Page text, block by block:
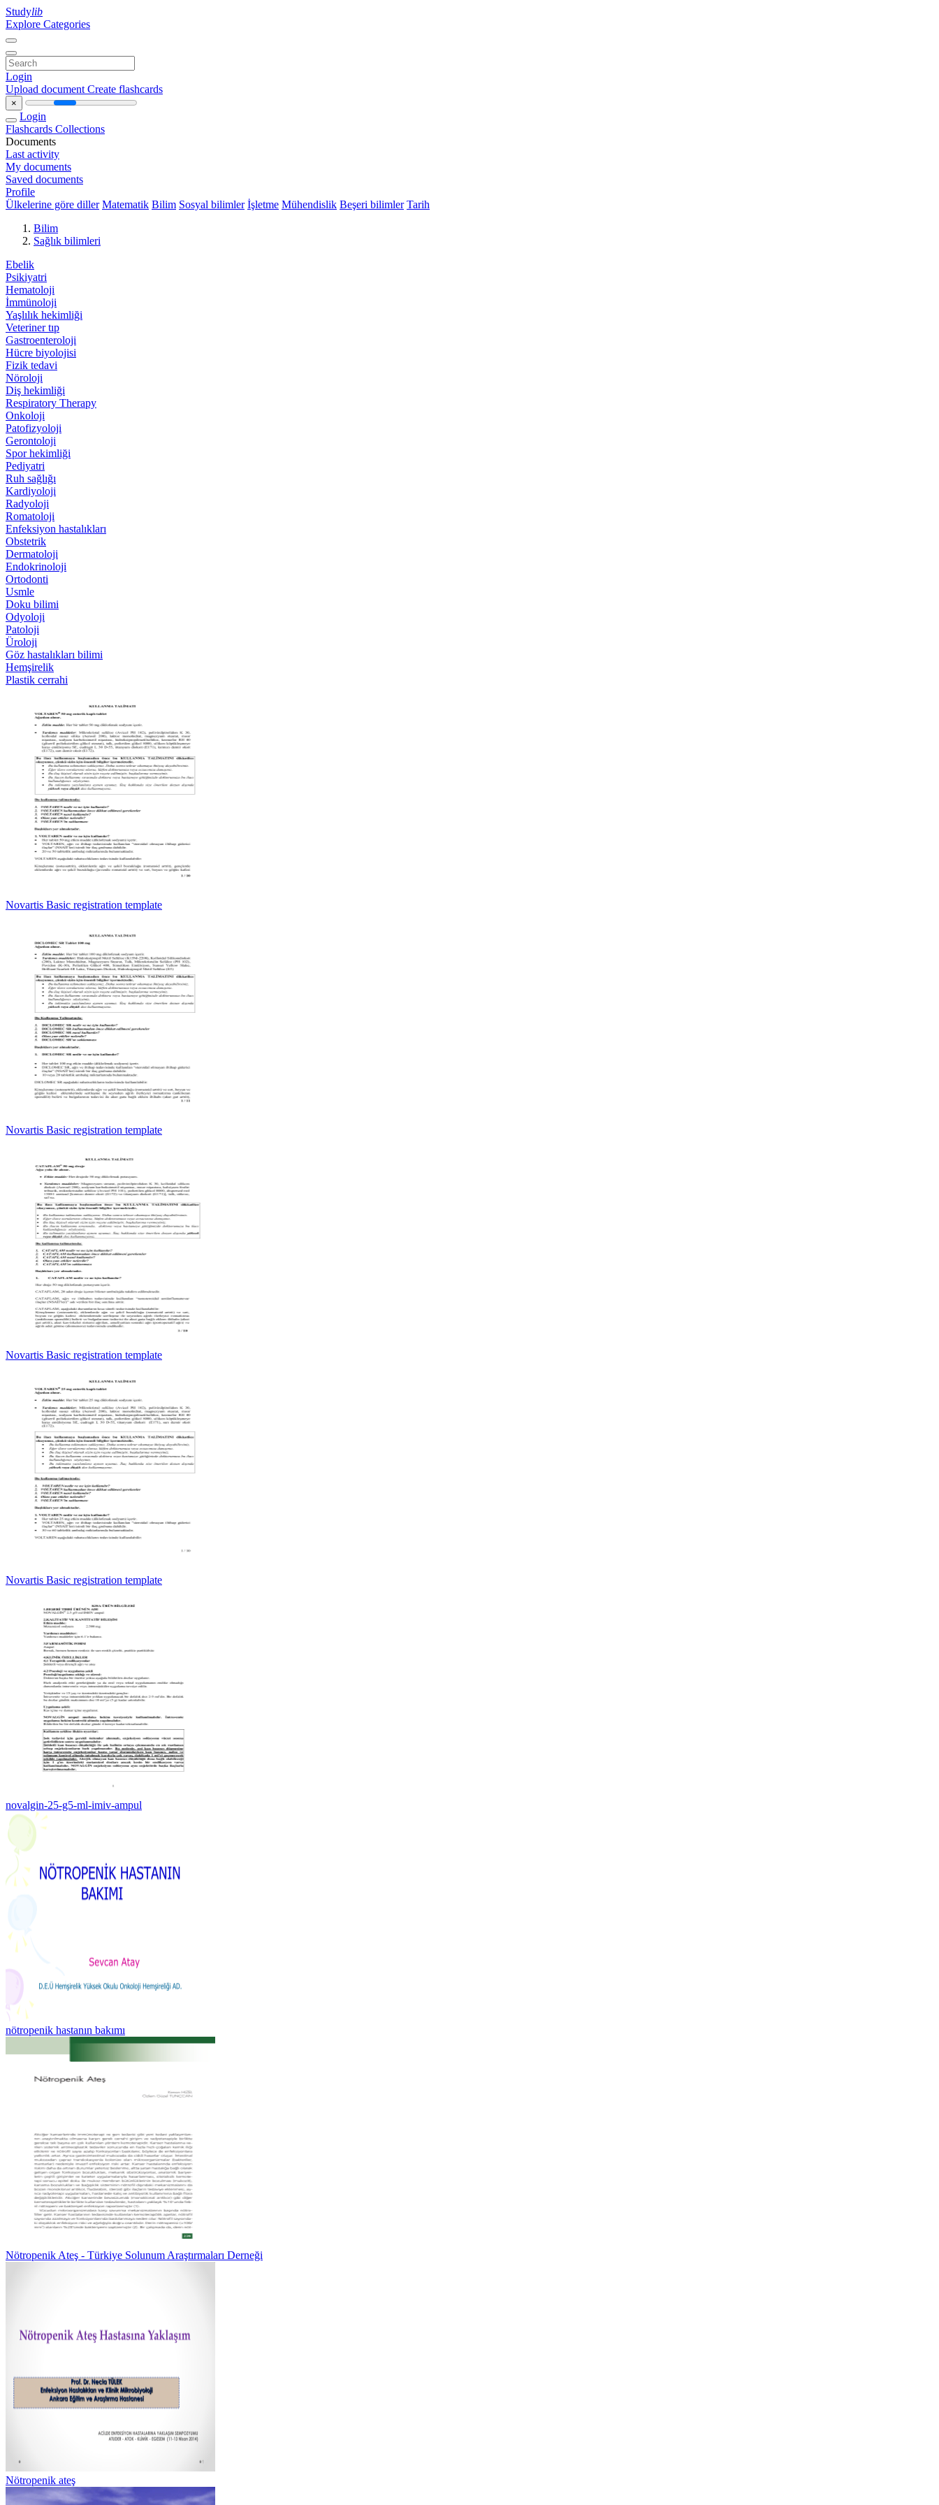
Studylib
Explore Categories
Login
Upload document Create flashcards
×
Login
Flashcards Collections
Documents
Last activity
My documents
Saved documents
Profile
Ülkelerine göre diller Matematik Bilim Sosyal bilimler İşletme Mühendislik Beşeri bilimler Tarih
Bilim
Sağlık bilimleri
Ebelik
Psikiyatri
Hematoloji
İmmünoloji
Yaşlılık hekimliği
Veteriner tıp
Gastroenteroloji
Hücre biyolojisi
Fizik tedavi
Nöroloji
Diş hekimliği
Respiratory Therapy
Onkoloji
Patofizyoloji
Gerontoloji
Spor hekimliği
Pediyatri
Ruh sağlığı
Kardiyoloji
Radyoloji
Romatoloji
Enfeksiyon hastalıkları
Obstetrik
Dermatoloji
Endokrinoloji
Ortodonti
Usmle
Doku bilimi
Odyoloji
Patoloji
Üroloji
Göz hastalıkları bilimi
Hemşirelik
Plastik cerrahi
Novartis Basic registration template
Novartis Basic registration template
Novartis Basic registration template
Novartis Basic registration template
novalgin-25-g5-ml-imiv-ampul
nötropenik hastanın bakımı
Nötropenik Ateş - Türkiye Solunum Araştırmaları Derneği
Nötropenik ateş